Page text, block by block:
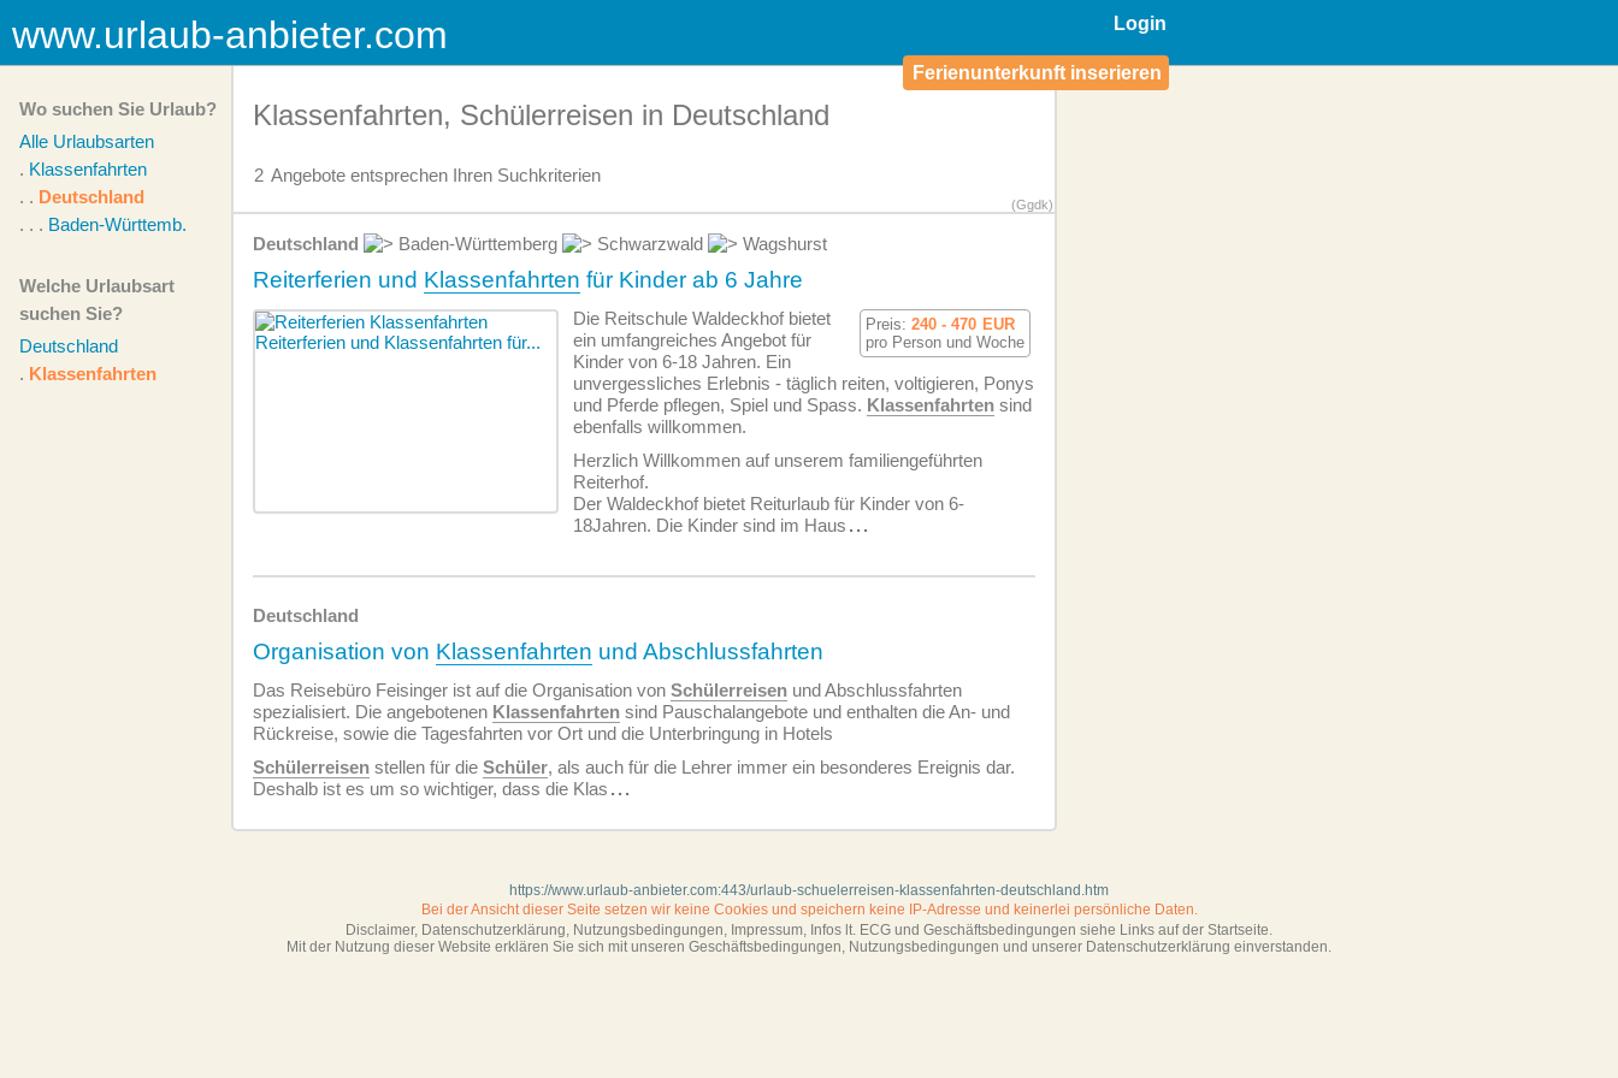
Login
Ferienunterkunft inserieren
www.urlaub-anbieter.com
Wo suchen Sie Urlaub?
Alle Urlaubsarten
. Klassenfahrten
. . Deutschland
. . . Baden-Württemb.
Welche Urlaubsart
suchen Sie?
Deutschland
. Klassenfahrten
Klassenfahrten, Schülerreisen in Deutschland
2 Angebote entsprechen Ihren Suchkriterien
(Ggdk)
Deutschland Baden-Württemberg Schwarzwald Wagshurst
Reiterferien und Klassenfahrten für Kinder ab 6 Jahre
Preis: 240 - 470 EUR
pro Person und Woche
Die Reitschule Waldeckhof bietet
ein umfangreiches Angebot für
Kinder von 6-18 Jahren. Ein
unvergessliches Erlebnis - täglich reiten, voltigieren, Ponys
und Pferde pflegen, Spiel und Spass. Klassenfahrten sind
ebenfalls willkommen.
Herzlich Willkommen auf unserem familiengeführten
Reiterhof.
Der Waldeckhof bietet Reiturlaub für Kinder von 6-
18Jahren. Die Kinder sind im Haus ...
Deutschland
Organisation von Klassenfahrten und Abschlussfahrten
Das Reisebüro Feisinger ist auf die Organisation von Schülerreisen und Abschlussfahrten
spezialisiert. Die angebotenen Klassenfahrten sind Pauschalangebote und enthalten die An- und
Rückreise, sowie die Tagesfahrten vor Ort und die Unterbringung in Hotels
Schülerreisen stellen für die Schüler, als auch für die Lehrer immer ein besonderes Ereignis dar.
Deshalb ist es um so wichtiger, dass die Klas ...
https://www.urlaub-anbieter.com:443/urlaub-schuelerreisen-klassenfahrten-deutschland.htm
Bei der Ansicht dieser Seite setzen wir keine Cookies und speichern keine IP-Adresse und keinerlei persönliche Daten.
Disclaimer, Datenschutzerklärung, Nutzungsbedingungen, Impressum, Infos lt. ECG und Geschäftsbedingungen siehe Links auf der Startseite.
Mit der Nutzung dieser Website erklären Sie sich mit unseren Geschäftsbedin­gungen, Nutzungsbedingungen und unserer Datenschutzerklärung einverstanden.